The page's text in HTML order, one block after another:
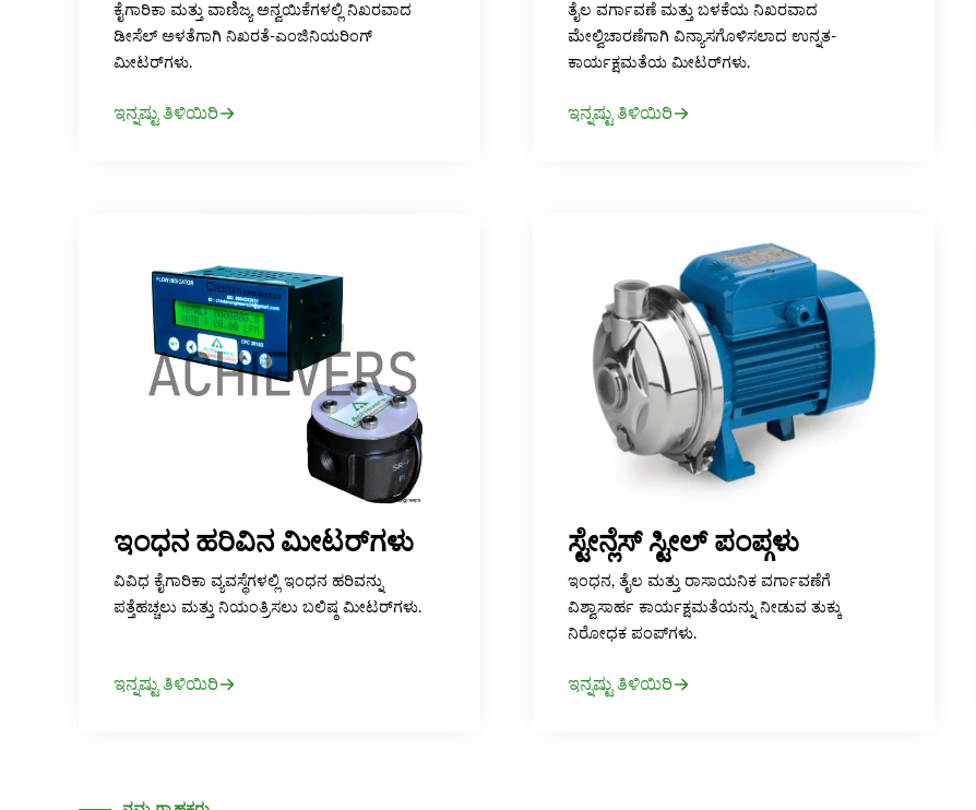
ಕೈಗಾರಿಕಾ ಮತ್ತು ವಾಣಿಜ್ಯ ಅನ್ವಯಿಕೆಗಳಲ್ಲಿ ನಿಖರವಾದ
ಡೀಸೆಲ್ ಅಳತೆಗಾಗಿ ನಿಖರತೆ-ಎಂಜಿನಿಯರಿಂಗ್
ಮೀಟರ್‌ಗಳು.
ಇನ್ನಷ್ಟು ತಿಳಿಯಿರಿ
ತೈಲ ವರ್ಗಾವಣೆ ಮತ್ತು ಬಳಕೆಯ ನಿಖರವಾದ
ಮೇಲ್ವಿಚಾರಣೆಗಾಗಿ ವಿನ್ಯಾಸಗೊಳಿಸಲಾದ ಉನ್ನತ-
ಕಾರ್ಯಕ್ಷಮತೆಯ ಮೀಟರ್‌ಗಳು.
ಇನ್ನಷ್ಟು ತಿಳಿಯಿರಿ
ಇಂಧನ ಹರಿವಿನ ಮೀಟರ್‌ಗಳು
ವಿವಿಧ ಕೈಗಾರಿಕಾ ವ್ಯವಸ್ಥೆಗಳಲ್ಲಿ ಇಂಧನ ಹರಿವನ್ನು
ಪತ್ತೆಹಚ್ಚಲು ಮತ್ತು ನಿಯಂತ್ರಿಸಲು ಬಲಿಷ್ಠ ಮೀಟರ್‌ಗಳು.
ಇನ್ನಷ್ಟು ತಿಳಿಯಿರಿ
ಸ್ಟೇನ್ಲೆಸ್ ಸ್ಟೀಲ್ ಪಂಪ್ಗಳು
ಇಂಧನ, ತೈಲ ಮತ್ತು ರಾಸಾಯನಿಕ ವರ್ಗಾವಣೆಗೆ
ವಿಶ್ವಾಸಾರ್ಹ ಕಾರ್ಯಕ್ಷಮತೆಯನ್ನು ನೀಡುವ ತುಕ್ಕು
ನಿರೋಧಕ ಪಂಪ್‌ಗಳು.
ಇನ್ನಷ್ಟು ತಿಳಿಯಿರಿ